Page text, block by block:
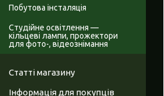
Побутова інсталяція
Студійне освітлення —
кільцеві лампи, прожектори
для фото-, відеознімання
Статті магазину
Інформація для покупців